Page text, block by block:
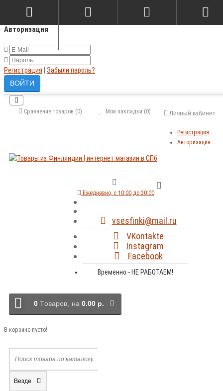
Авторизация
Регистрация Забыли пароль?
Личный кабинет
Регистрация
Авторизация
Мои закладки (0)
Сравнение товаров (0)
Ежедневно, с 10:00 до 20:00
vsesfinki@mail.ru
VKontakte
Instagram
Facebook
Временно - НЕ РАБОТАЕМ!
0 Tоваров, на 0.00 р.
В корзине пусто!
Везде